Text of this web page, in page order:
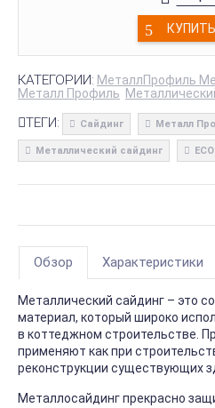
КУПИТЬ
КАТЕГОРИИ: МеталлПрофиль
Металл Профиль
ТЕГИ: Сайдинг Металл
Металлический сайдинг
Обзор Характеристики
Металлический сайдинг – это
материал, который широко
в коттеджном строительстве.
применяют как при
реконструкции существующих
Металлосайдинг прекрасно